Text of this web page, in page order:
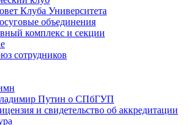
Клуба Университета
объединения
комплекс и секции
сотрудников
Путин о СПбГУП
и свидетельство об аккредитации